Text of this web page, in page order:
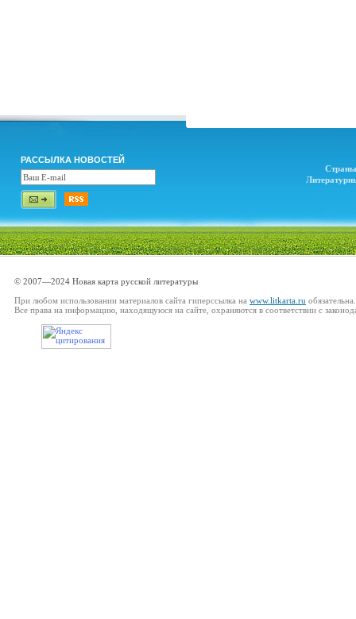
РАССЫЛКА НОВОСТЕЙ
© 2007—2024 Новая карта русской литературы
При любом использовании материалов сайта гиперссылка на www.litkarta.ru обязательна.
Все права на информацию, находящуюся на сайте, охраняются в соответствии с